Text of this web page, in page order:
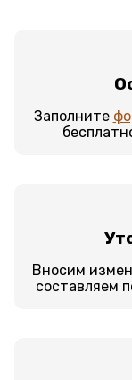
Заполните
Вносим
составляем